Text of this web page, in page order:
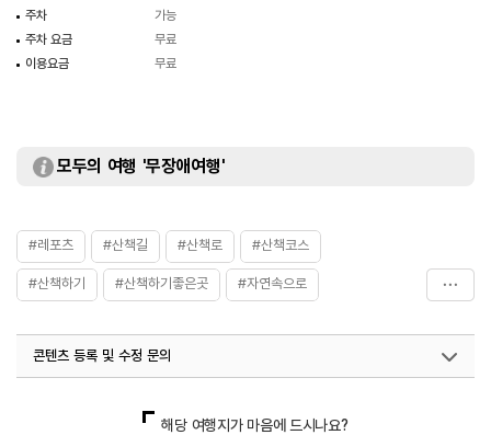
주차
가능
주차 요금
무료
이용요금
무료
모두의 여행 '무장애여행'
#레포츠 #산책길 #산책로 #산책코스
#산책하기 #산책하기좋은곳 #자연속으로
#휴식하기좋은곳 #힐링산책
콘텐츠 등록 및 수정 문의
해당 여행지가 마음에 드시나요?